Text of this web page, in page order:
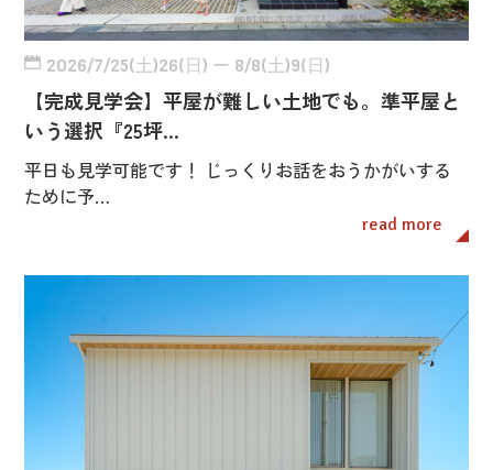
2026/7/25(土)26(日) ー 8/8(土)9(日)
【完成見学会】平屋が難しい土地でも。準平屋と
いう選択『25坪…
平日も見学可能です！ じっくりお話をおうかがいする
ために予…
read more